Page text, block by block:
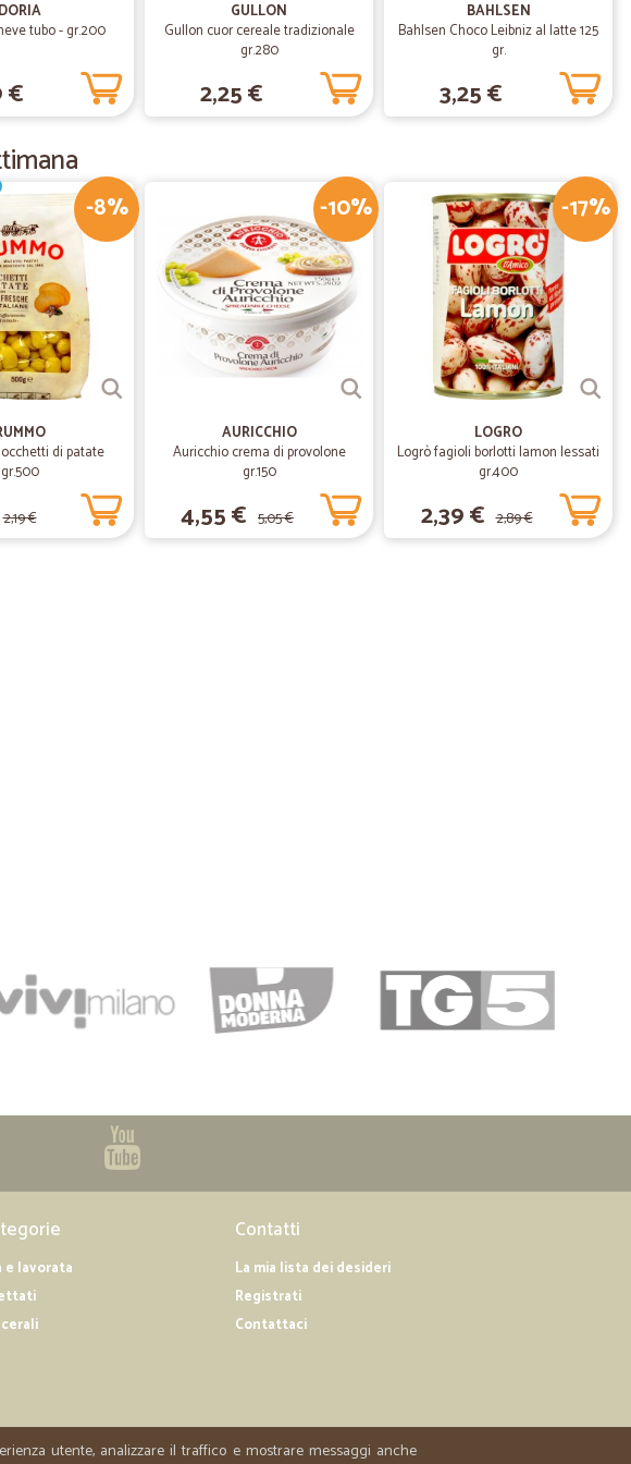
per 200 euro di spesa…
04/03/2019
—Alessio L.
da aspettativa
da aspettativa
DORIA
tubo - gr.200
€
GULLON
Gullon cuor cereale tradizionale
gr.280
2,25 €
BAHLSEN
Bahlsen Choco Leibniz al latte 125
gr.
3,25 €
-8%
di patate
gr.500
2,19 €
-10%
AURICCHIO
Auricchio crema di provolone
gr.150
4,55 € 5,05 €
-17%
LOGRO
Logrò fagioli borlotti lamon lessati
gr.400
2,39 € 2,89 €
e lavorata
Contatti
La mia lista dei desideri
Registrati
Contattaci
utente, analizzare il traffico e mostrare messaggi anche